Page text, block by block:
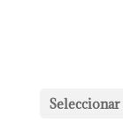
Seleccionar